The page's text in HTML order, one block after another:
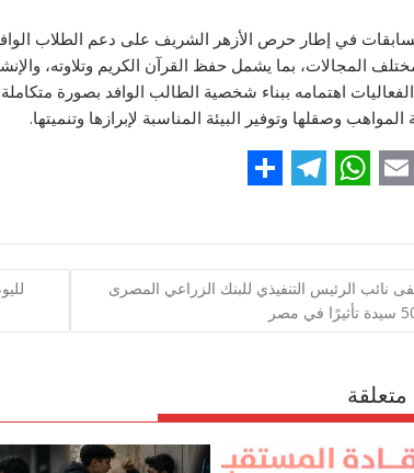
في إطار حرص الأزهر الشريف على دعم الطلاب
المجالات، بما يشمل حفظ القرآن الكريم وتلاوته،
اهتمامه ببناء شخصية الطالب الوافد بصورة
المواهب وصقلها وتوفير البيئة المناسبة لإبرازها وتنميتها.
m
a
i
l
h
a
t
s
A
p
p
e
l
e
g
a
m
h
a
r
e
نائب الرئيس التنفيذي للبنك الزراعي المصرى